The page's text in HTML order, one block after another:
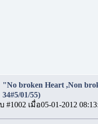
"No broken Heart ,Non
34#5/01/55)
#1002 เมื่อ05-01-2012